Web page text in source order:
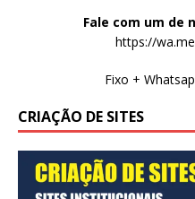
Fale com um de
https://
Fixo +
CRIAÇÃO DE SITES